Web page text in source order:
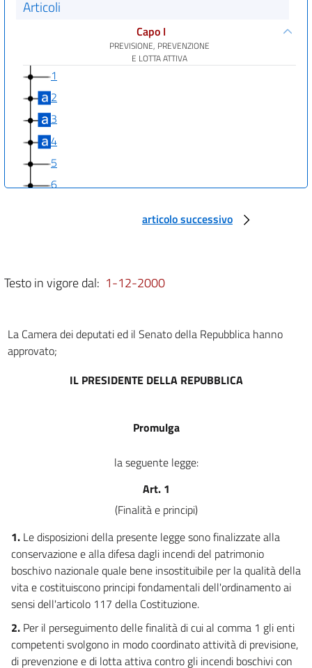
Articoli
Capo I
PREVISIONE, PREVENZIONE
E LOTTA ATTIVA
1
2
3
4
5
6
FUNZIONI AMMINISTRATIVE
11
ABROGAZIONE DI NORME
articolo successivo
Testo in vigore dal: 1-12-2000
La Camera dei deputati ed il Senato della Repubblica hanno
approvato;
IL PRESIDENTE DELLA REPUBBLICA
Promulga
la seguente legge:
Art. 1
(Finalità e principi)
1. Le disposizioni della presente legge sono finalizzate alla
conservazione e alla difesa dagli incendi del patrimonio
boschivo nazionale quale bene insostituibile per la qualità della
vita e costituiscono principi fondamentali dell'ordinamento ai
sensi dell'articolo 117 della Costituzione.
2. Per il perseguimento delle finalità di cui al comma 1 gli enti
competenti svolgono in modo coordinato attività di previsione,
di prevenzione e di lotta attiva contro gli incendi boschivi con